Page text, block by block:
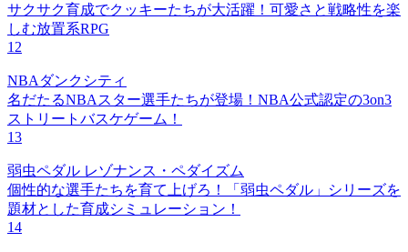
サクサク育成でクッキーたちが大活躍！可愛さと戦略性を楽
しむ放置系RPG
12
NBAダンクシティ
名だたるNBAスター選手たちが登場！NBA公式認定の3on3
ストリートバスケゲーム！
13
弱虫ペダル レゾナンス・ペダイズム
個性的な選手たちを育て上げろ！「弱虫ペダル」シリーズを
題材とした育成シミュレーション！
14